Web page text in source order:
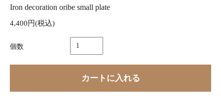
Iron decoration oribe small plate
4,400円(税込)
個数
カートに入れる